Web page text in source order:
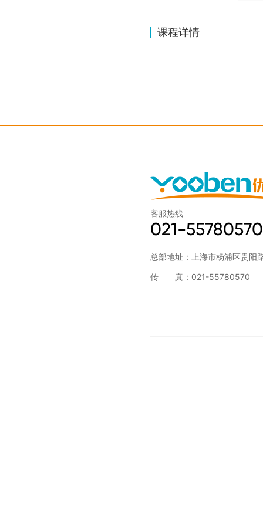
课程详情
客服热线
021-55780570
总部地址：上海市杨浦区贵阳
传 真：021-55780570